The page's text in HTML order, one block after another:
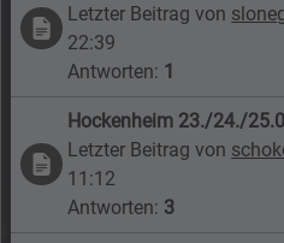
Letzter Beitrag von
22:39
Antworten: 1
Hockenheim 23./24./
Letzter Beitrag von
11:12
Antworten: 3